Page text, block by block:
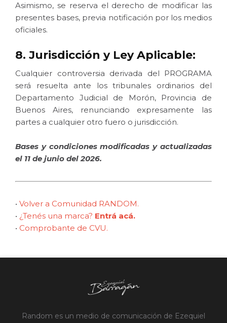
Asimismo, se reserva el derecho de modificar las
presentes bases, previa notificación por los medios
oficiales.
8. Jurisdicción y Ley Aplicable:
Cualquier controversia derivada del PROGRAMA
será resuelta ante los tribunales ordinarios del
Departamento Judicial de Morón, Provincia de
Buenos Aires, renunciando expresamente las
partes a cualquier otro fuero o jurisdicción.
Bases y condiciones modificadas y actualizadas
el 11 de junio del 2026.
• Volver a Comunidad RANDOM.
• ¿Tenés una marca? Entrá acá.
• Comprobante de CVU.
Random es un medio de comunicación de Ezequiel